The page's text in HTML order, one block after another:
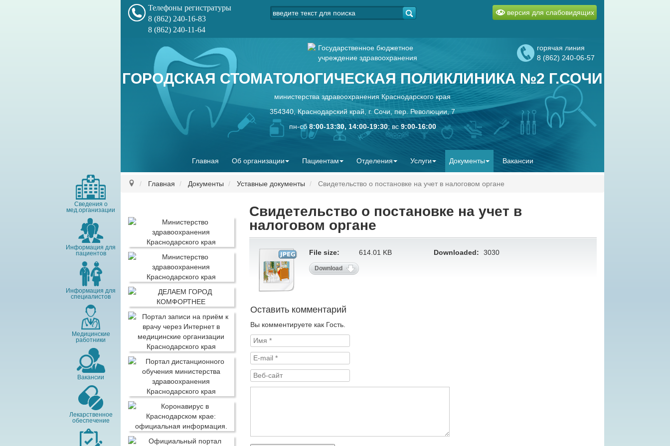
Телефоны регистратуры
8 (862) 240-16-83
8 (862) 240-11-64
версия для слабовидящих
Государственное бюджетное
учреждение здравоохранения
горячая линия
8 (862) 240-06-57
ГОРОДСКАЯ СТОМАТОЛОГИЧЕСКАЯ ПОЛИКЛИНИКА №2 Г.СОЧИ
министерства здравоохранения Краснодарского края
354340, Краснодарский край, г. Сочи, пер. Революции, 7
пн-сб8:00-13:30, 14:00-19:30; вс 9:00-16:00
Главная Об организации Пациентам Отделения Услуги Документы Вакансии
Сведения о
мед.организации
Информация для
пациентов
Информация для
специалистов
Медицинские
работники
Вакансии
Лекарственное
обеспечение
Главная Документы Уставные документы Свидетельство о постановке на учет в налоговом органе
Свидетельство о постановке на учет в
налоговом органе
File size: 614.01 KB Downloaded: 3030
Download
Оставить комментарий
Вы комментируете как Гость.